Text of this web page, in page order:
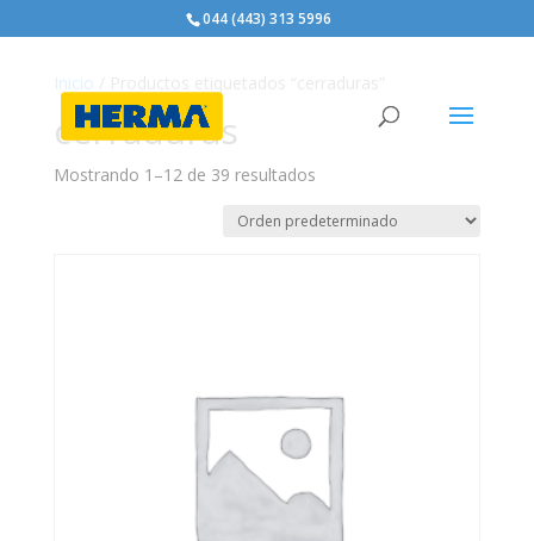
044 (443) 313 5996
Inicio
cerraduras
Mostrando 1–12 de 39 resultados